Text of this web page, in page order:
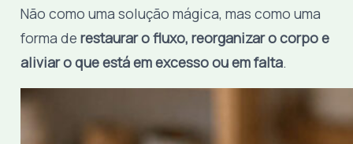
Não como uma solução mágica, mas como uma
forma de restaurar o fluxo, reorganizar o corpo e
aliviar o que está em excesso ou em falta.